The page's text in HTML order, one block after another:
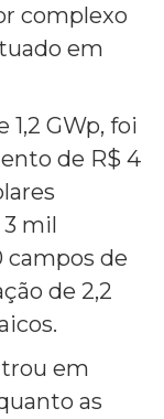
complexo
em
GWp, foi
de R$ 4
mil
campos de
de 2,2
em
as